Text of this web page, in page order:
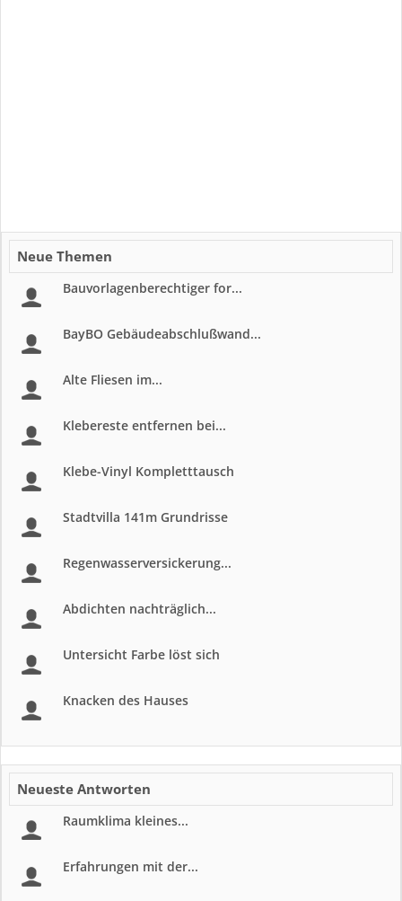
Neue Themen
Bauvorlagenberechtiger for...
BayBO Gebäudeabschlußwand...
Alte Fliesen im...
Klebereste entfernen bei...
Klebe-Vinyl Kompletttausch
Stadtvilla 141m Grundrisse
Regenwasserversickerung...
Abdichten nachträglich...
Untersicht Farbe löst sich
Knacken des Hauses
Neueste Antworten
Raumklima kleines...
Erfahrungen mit der...